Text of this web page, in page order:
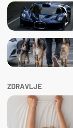
ZDRAVLJE